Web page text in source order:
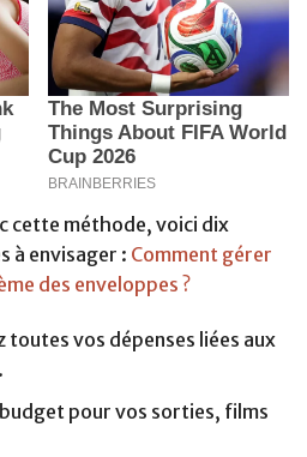
cette méthode, voici dix
à envisager : Comment gérer
des enveloppes ?
toutes vos dépenses liées aux
pour vos sorties, films